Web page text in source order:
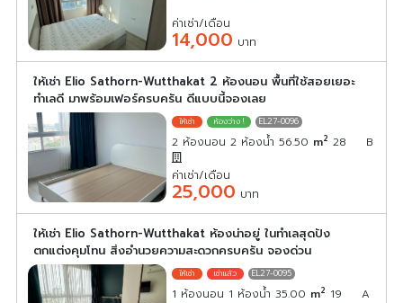
ค่าเช่า/เดือน
14,000 บาท
ให้เช่า Elio Sathorn-Wutthakat 2 ห้องนอน พื้นที่ใช้สอยเยอะ
ทำเลดี มาพร้อมเฟอร์ครบครัน ดีแบบนี้จองเลย
EL27-0096
2 ห้องนอน 2 ห้องน้ำ 56.50 m2 28 B
ค่าเช่า/เดือน
25,000 บาท
ให้เช่า Elio Sathorn-Wutthakat ห้องน่าอยู่ ในทำเลสุดปัง
ตกแต่งคุมโทน สิ่งอำนวยความสะดวกครบครัน จองด่วน
EL27-0095
1 ห้องนอน 1 ห้องน้ำ 35.00 m2 19 A